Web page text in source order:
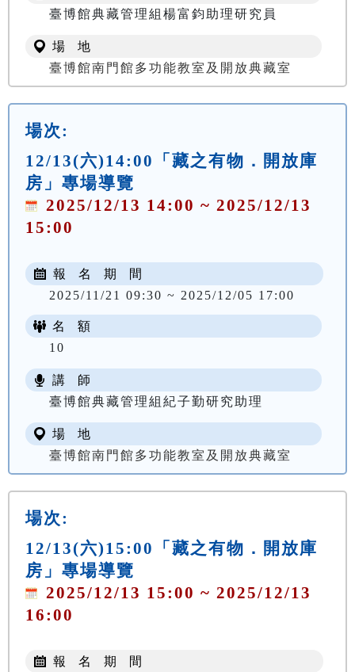
臺博館典藏管理組楊富鈞助理研究員
場 地
臺博館南門館多功能教室及開放典藏室
場次:
12/13(六)14:00「藏之有物．開放庫
房」專場導覽
2025/12/13 14:00 ~ 2025/12/13
15:00
報 名 期 間
2025/11/21 09:30 ~ 2025/12/05 17:00
名 額
10
講 師
臺博館典藏管理組紀子勤研究助理
場 地
臺博館南門館多功能教室及開放典藏室
場次:
12/13(六)15:00「藏之有物．開放庫
房」專場導覽
2025/12/13 15:00 ~ 2025/12/13
16:00
報 名 期 間